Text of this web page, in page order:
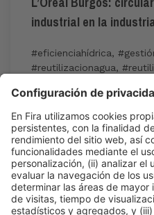
industrial en la
#eficienciahídrica,
#reutilizacionagua,
Mié 3 12:00h - 12:15h
Inscripción en la
acreditación a
Leer más